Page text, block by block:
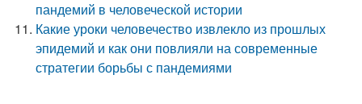
пандемий в человеческой истории
Какие уроки человечество извлекло из прошлых
эпидемий и как они повлияли на современные
стратегии борьбы с пандемиями